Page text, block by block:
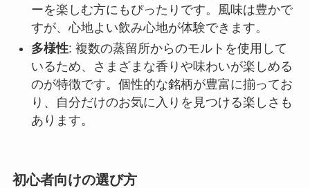
ーを楽しむ方にもぴったりです。風味は豊かで
すが、心地よい飲み心地が体験できます。
多様性: 複数の蒸留所からのモルトを使用して
いるため、さまざまな香りや味わいが楽しめる
のが特徴です。個性的な銘柄が豊富に揃ってお
り、自分だけのお気に入りを見つける楽しさも
あります。
初心者向けの選び方